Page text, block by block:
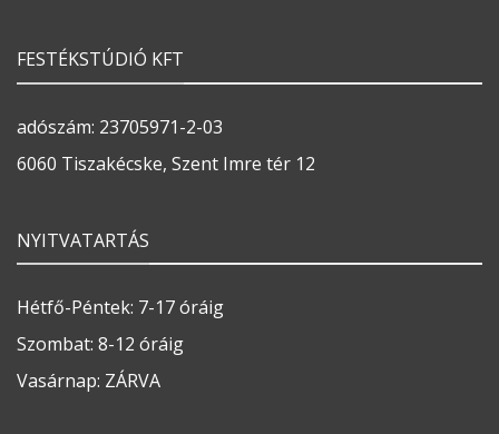
FESTÉKSTÚDIÓ KFT
adószám: 23705971-2-03
6060 Tiszakécske, Szent Imre tér 12
NYITVATARTÁS
Hétfő-Péntek: 7-17 óráig
Szombat: 8-12 óráig
Vasárnap: ZÁRVA